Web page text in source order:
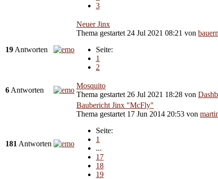
3
19 Antworten
Neuer Jinx
Thema gestartet 24 Jul 2021 08:21 von
Seite:
1
2
6 Antworten
Mosquito
Thema gestartet 26 Jul 2021 18:28 von
181 Antworten
Baubericht Jinx "McFly"
Thema gestartet 17 Jun 2014 20:53 von
Seite:
1
...
17
18
19